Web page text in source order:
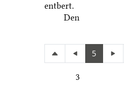
entbert.
Den
5
3